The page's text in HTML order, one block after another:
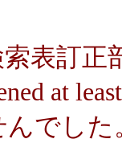
索表訂
at
んでした